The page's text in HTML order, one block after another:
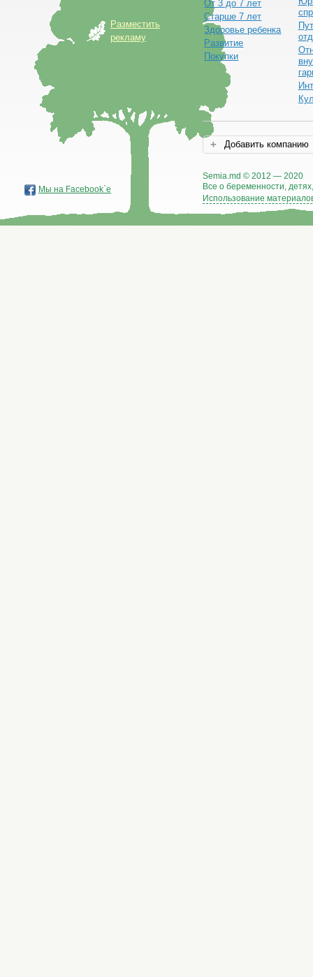
Разместить
рекламу
От 3 до 7 лет
Старше 7 лет
Здоровье ребенка
Развитие
Покупки
Добавить компанию
Semia.md © 2012 — 2020
Все о беременности,
Использование
Мы на Facebook`е